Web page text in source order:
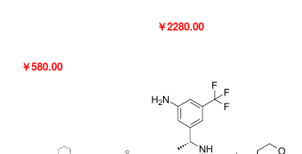
￥580.00
￥2280.00